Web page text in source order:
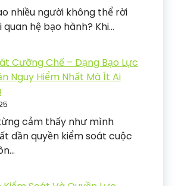
nhiều người không thể rời
quan hệ bạo hành? Khi…
Cưỡng Chế – Dạng Bạo Lực
Nguy Hiểm Nhất Mà Ít Ai
cảm thấy như mình
dần quyền kiểm soát cuộc